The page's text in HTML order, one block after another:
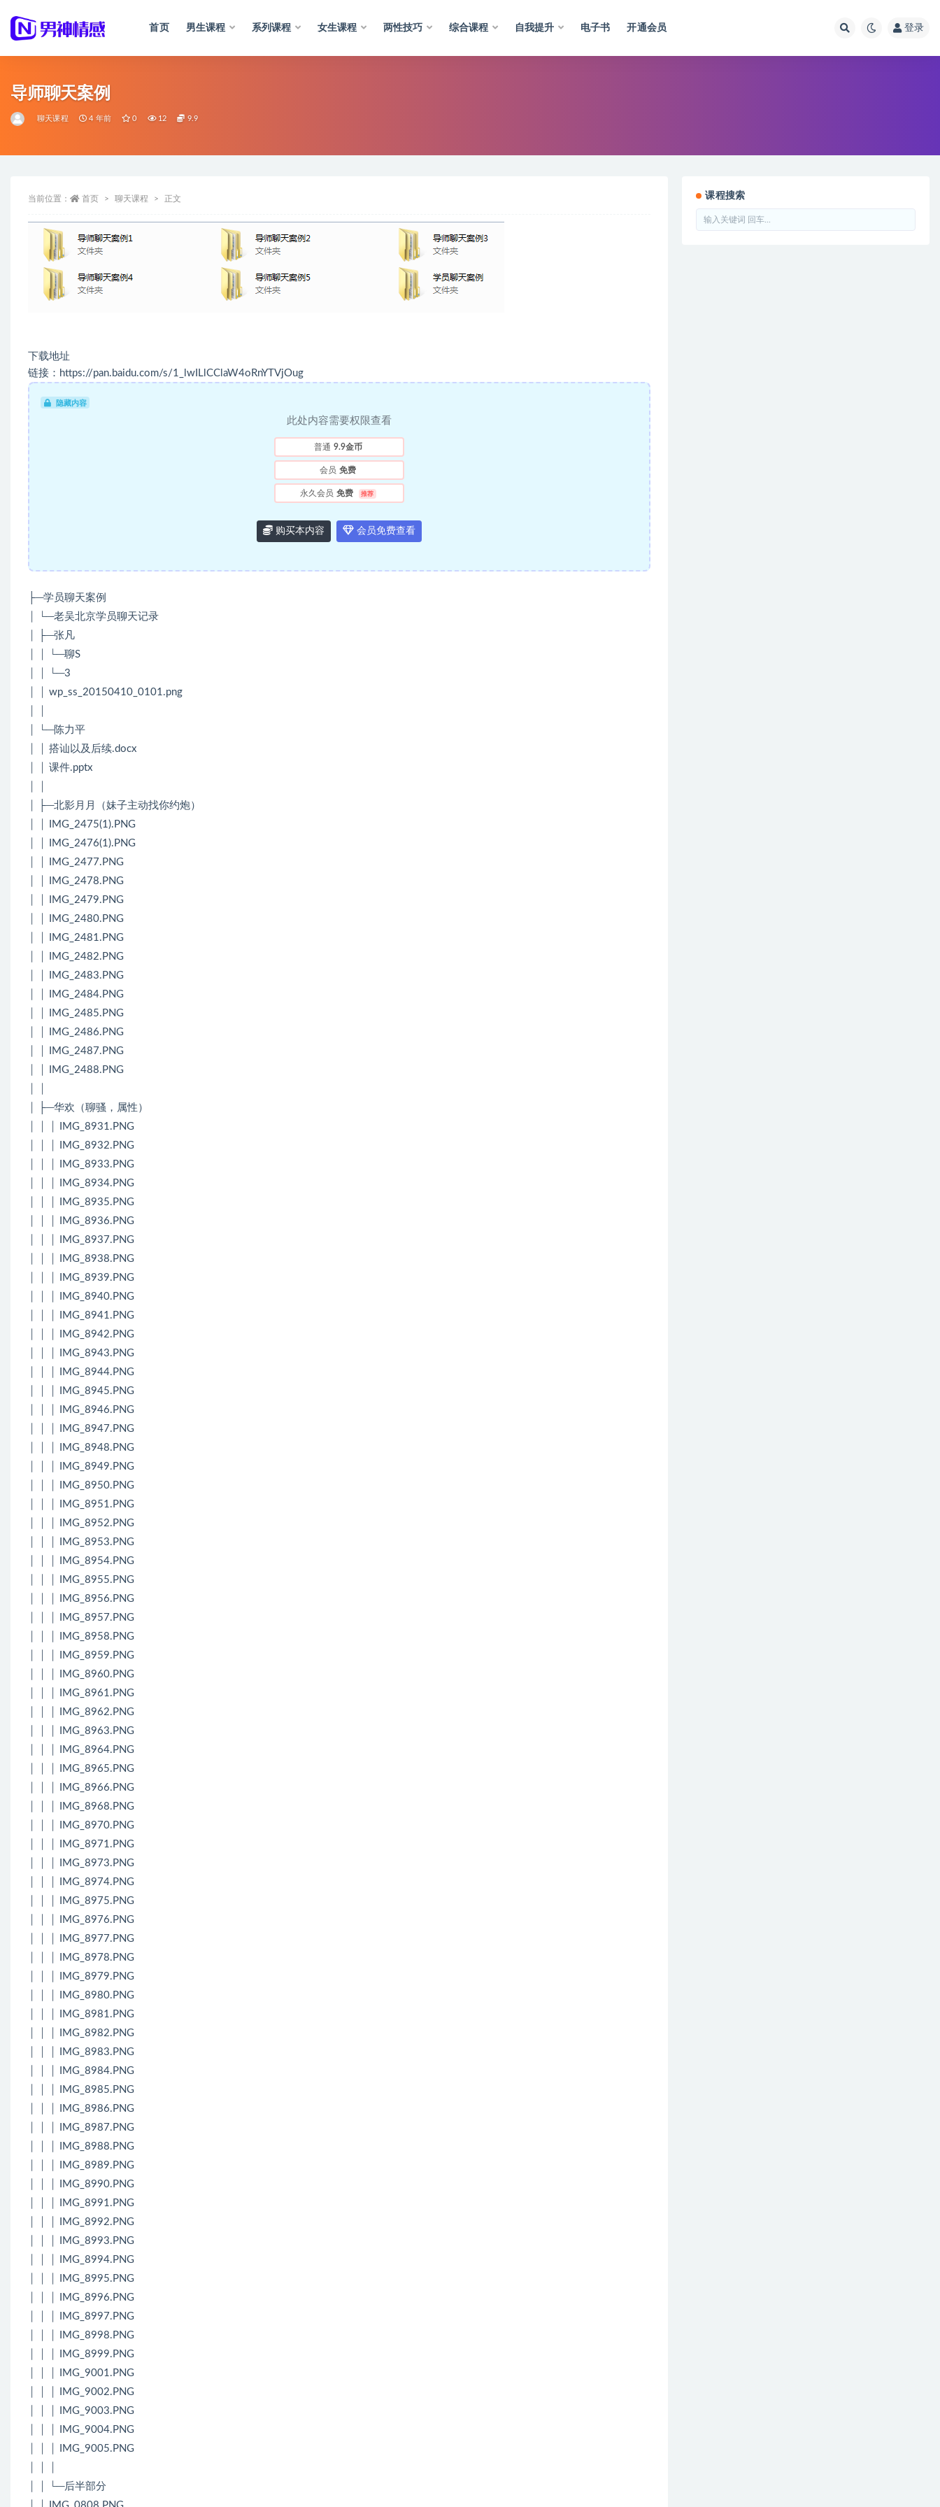
首页 男生课程 系列课程 女生课程 两性技巧 综合课程 自我提升 电子书 开通会员 登录
导师聊天案例
聊天课程 4 年前 0 12 9.9
当前位置： 首页 聊天课程 正文
下载地址
链接：https://pan.baidu.com/s/1_lwILlCClaW4oRnYTVjOug
隐藏内容
此处内容需要权限查看
普通 9.9金币
会员 免费
永久会员 免费 推荐
购买本内容 会员免费查看
├─学员聊天案例
│ └─老吴北京学员聊天记录
│ ├─张凡
│ │ └─聊S
│ │ └─3
│ │ wp_ss_20150410_0101.png
│ └─陈力平
│ │ 搭讪以及后续.docx
│ │ 课件.pptx
│ ├─北影月月（妹子主动找你约炮）
│ │ IMG_2475(1).PNG
│ │ IMG_2476(1).PNG
│ │ IMG_2477.PNG
│ │ IMG_2478.PNG
│ │ IMG_2479.PNG
│ │ IMG_2480.PNG
│ │ IMG_2481.PNG
│ │ IMG_2482.PNG
│ │ IMG_2483.PNG
│ │ IMG_2484.PNG
│ │ IMG_2485.PNG
│ │ IMG_2486.PNG
│ │ IMG_2487.PNG
│ │ IMG_2488.PNG
│ ├─华欢（聊骚，属性）
│ │ │ IMG_8931.PNG
│ │ │ IMG_8932.PNG
│ │ │ IMG_8933.PNG
│ │ │ IMG_8934.PNG
│ │ │ IMG_8935.PNG
│ │ │ IMG_8936.PNG
│ │ │ IMG_8937.PNG
│ │ │ IMG_8938.PNG
│ │ │ IMG_8939.PNG
│ │ │ IMG_8940.PNG
│ │ │ IMG_8941.PNG
│ │ │ IMG_8942.PNG
│ │ │ IMG_8943.PNG
│ │ │ IMG_8944.PNG
│ │ │ IMG_8945.PNG
│ │ │ IMG_8946.PNG
│ │ │ IMG_8947.PNG
│ │ │ IMG_8948.PNG
│ │ │ IMG_8949.PNG
│ │ │ IMG_8950.PNG
│ │ │ IMG_8951.PNG
│ │ │ IMG_8952.PNG
│ │ │ IMG_8953.PNG
│ │ │ IMG_8954.PNG
│ │ │ IMG_8955.PNG
│ │ │ IMG_8956.PNG
│ │ │ IMG_8957.PNG
│ │ │ IMG_8958.PNG
│ │ │ IMG_8959.PNG
│ │ │ IMG_8960.PNG
│ │ │ IMG_8961.PNG
│ │ │ IMG_8962.PNG
│ │ │ IMG_8963.PNG
│ │ │ IMG_8964.PNG
│ │ │ IMG_8965.PNG
│ │ │ IMG_8966.PNG
│ │ │ IMG_8968.PNG
│ │ │ IMG_8970.PNG
│ │ │ IMG_8971.PNG
│ │ │ IMG_8973.PNG
│ │ │ IMG_8974.PNG
│ │ │ IMG_8975.PNG
│ │ │ IMG_8976.PNG
│ │ │ IMG_8977.PNG
│ │ │ IMG_8978.PNG
│ │ │ IMG_8979.PNG
│ │ │ IMG_8980.PNG
│ │ │ IMG_8981.PNG
│ │ │ IMG_8982.PNG
│ │ │ IMG_8983.PNG
│ │ │ IMG_8984.PNG
│ │ │ IMG_8985.PNG
│ │ │ IMG_8986.PNG
│ │ │ IMG_8987.PNG
│ │ │ IMG_8988.PNG
│ │ │ IMG_8989.PNG
│ │ │ IMG_8990.PNG
│ │ │ IMG_8991.PNG
│ │ │ IMG_8992.PNG
│ │ │ IMG_8993.PNG
│ │ │ IMG_8994.PNG
│ │ │ IMG_8995.PNG
│ │ │ IMG_8996.PNG
│ │ │ IMG_8997.PNG
│ │ │ IMG_8998.PNG
│ │ │ IMG_8999.PNG
│ │ │ IMG_9001.PNG
│ │ │ IMG_9002.PNG
│ │ │ IMG_9003.PNG
│ │ │ IMG_9004.PNG
│ │ │ IMG_9005.PNG
│ │ └─后半部分
课程搜索